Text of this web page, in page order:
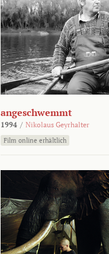
angeschwemmt
1994 / Nikolaus Geyrhalter
Film online erhältlich